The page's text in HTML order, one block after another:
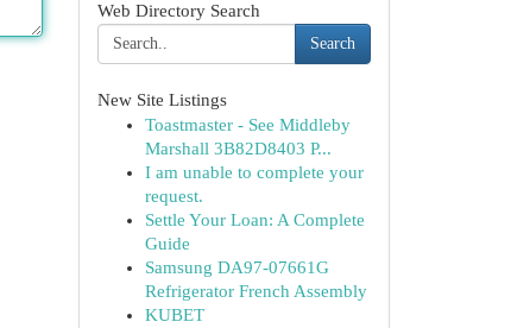
Web Directory Search
Search
New Site Listings
Toastmaster - See Middleby
Marshall 3B82D8403 P...
I am unable to complete your
request.
Settle Your Loan: A Complete
Guide
Samsung DA97-07661G
Refrigerator French Assembly
KUBET